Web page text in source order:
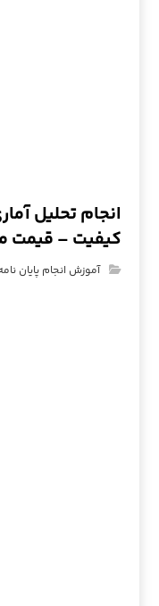
انجام تحلیل
کیفیت – قیمت
آموزش انجام پایان